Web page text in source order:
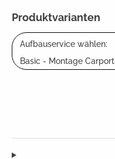
Produktvarianten
Aufbauservice wählen:
Basic - Montage Carport